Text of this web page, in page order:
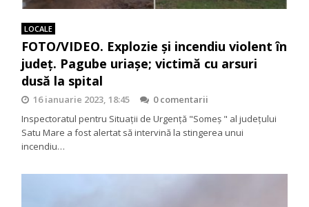
LOCALE
FOTO/VIDEO. Explozie și incendiu violent în
județ. Pagube uriașe; victimă cu arsuri
dusă la spital
16 ianuarie 2023, 18:45
0 comentarii
Inspectoratul pentru Situații de Urgență "Someș " al județului
Satu Mare a fost alertat să intervină la stingerea unui
incendiu…